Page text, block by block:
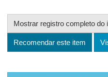
Mostrar registro completo do
Recomendar este item